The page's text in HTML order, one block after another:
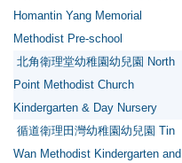
Homantin Yang Memorial
Methodist Pre-school
北角衛理堂幼稚園幼兒園 North
Point Methodist Church
Kindergarten & Day Nursery
循道衛理田灣幼稚園幼兒園 Tin
Wan Methodist Kindergarten and